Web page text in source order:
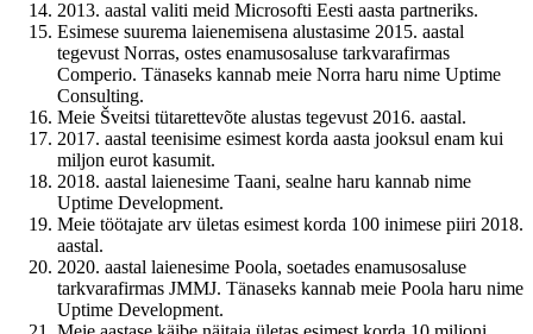
2013. aastal valiti meid Microsofti Eesti aasta partneriks.
Esimese suurema laienemisena alustasime 2015. aastal
tegevust Norras, ostes enamusosaluse tarkvarafirmas
Comperio. Tänaseks kannab meie Norra haru nime Uptime
Consulting.
Meie Šveitsi tütarettevõte alustas tegevust 2016. aastal.
2017. aastal teenisime esimest korda aasta jooksul enam kui
miljon eurot kasumit.
2018. aastal laienesime Taani, sealne haru kannab nime
Uptime Development.
Meie töötajate arv ületas esimest korda 100 inimese piiri 2018.
aastal.
2020. aastal laienesime Poola, soetades enamusosaluse
tarkvarafirmas JMMJ. Tänaseks kannab meie Poola haru nime
Uptime Development.